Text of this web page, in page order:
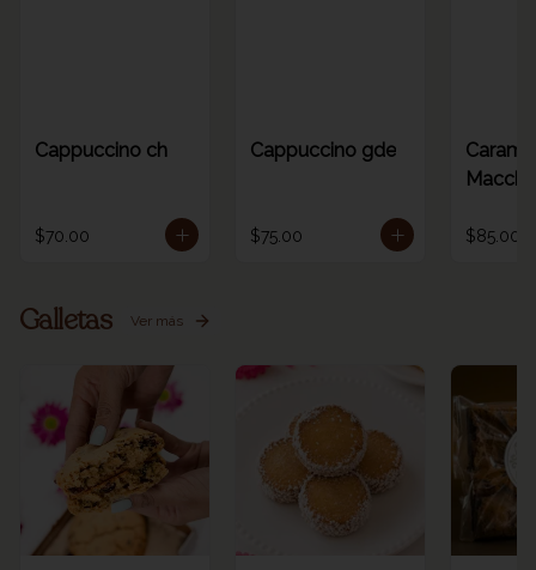
Cappuccino ch
$70.00
Cappuccino gde
$75.00 $85.00
Galletas Ver más